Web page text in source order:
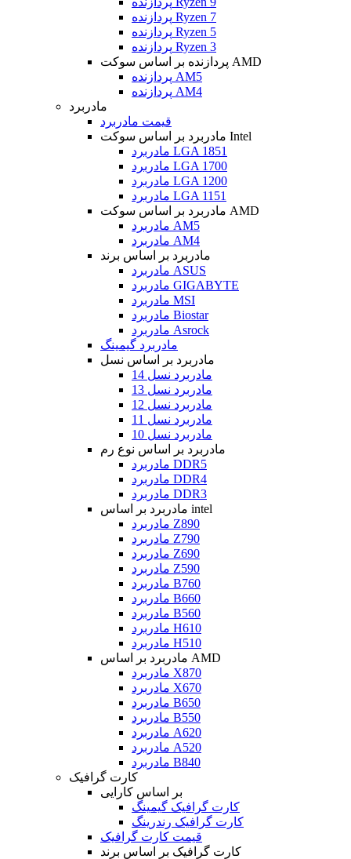
پردازنده Ryzen 7
پردازنده Ryzen 5
پردازنده Ryzen 3
پردازنده بر اساس سوکت AMD
پردازنده AM5
پردازنده AM4
مادربرد
قیمت مادربرد
مادربرد بر اساس سوکت Intel
مادربرد LGA 1851
مادربرد LGA 1700
مادربرد LGA 1200
مادربرد LGA 1151
مادربرد بر اساس سوکت AMD
مادربرد AM5
مادربرد AM4
مادربرد بر اساس برند
مادربرد ASUS
مادربرد GIGABYTE
مادربرد MSI
مادربرد Biostar
مادربرد Asrock
مادربرد گیمینگ
مادربرد بر اساس نسل
مادربرد نسل 14
مادربرد نسل 13
مادربرد نسل 12
مادربرد نسل 11
مادربرد نسل 10
مادربرد بر اساس نوع رم
مادربرد DDR5
مادربرد DDR4
مادربرد DDR3
مادربرد بر اساس intel
مادربرد Z890
مادربرد Z790
مادربرد Z690
مادربرد Z590
مادربرد B760
مادربرد B660
مادربرد B560
مادربرد H610
مادربرد H510
مادربرد بر اساس AMD
مادربرد X870
مادربرد X670
مادربرد B650
مادربرد B550
مادربرد A620
مادربرد A520
مادربرد B840
کارت گرافیک
بر اساس کارایی
کارت گرافیک گیمینگ
کارت گرافیک رندرینگ
قیمت کارت گرافیک
کارت گرافیک بر اساس برند